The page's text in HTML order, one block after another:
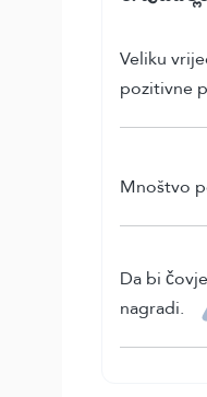
Veliku
pozitivne
Mnoštvo
Da bi
nagradi.